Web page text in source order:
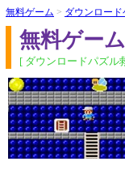
無料ゲーム > ダウンロード
無料ゲー
[ ダウンロードパズル